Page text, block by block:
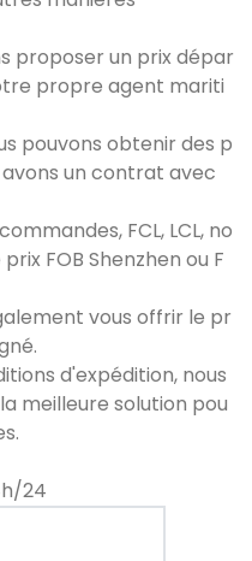
proposer un prix dépar
propre agent mariti
pouvons obtenir des p
un contrat avec
FCL, LCL, no
FOB Shenzhen ou F
vous offrir le pr
d'expédition, nous
meilleure solution pou
24